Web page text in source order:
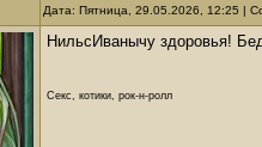
Дата: Пятница, 29.05.2026, 12:25 |
НильсИванычу здоровья!
Секс, котики, рок-н-ролл